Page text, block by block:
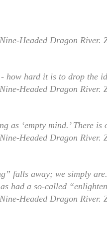
Headed Dragon River.
how hard it is to drop the
Headed Dragon River.
as ‘empty mind.’ There
Headed Dragon River.
falls away; we simply
had a so-called
Headed Dragon River.